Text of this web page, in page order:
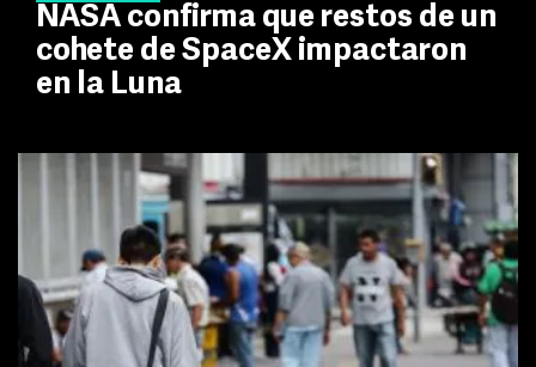
NASA confirma que restos de un
cohete de SpaceX impactaron
en la Luna